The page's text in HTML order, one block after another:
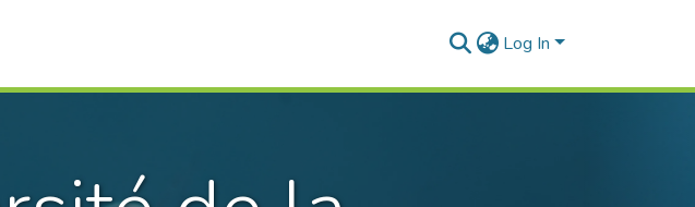
Log In